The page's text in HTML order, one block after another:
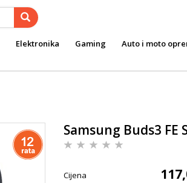
Elektronika Gaming Auto i moto
Samsung Buds3 FE
Cijena